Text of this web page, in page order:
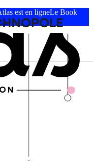
est en ligneLe Book